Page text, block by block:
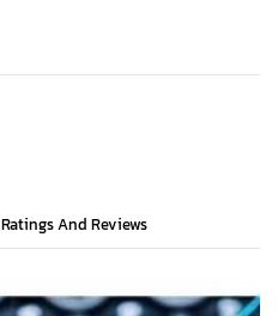
Ratings And Reviews